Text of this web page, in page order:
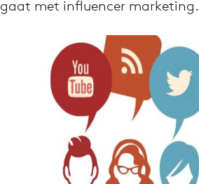
Nieuws app
9 sept: GenAI-training
gaat met influencer marketing.